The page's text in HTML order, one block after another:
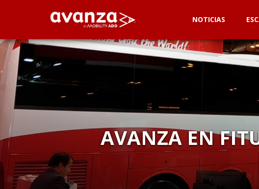
NOTICIAS
AVANZA EN